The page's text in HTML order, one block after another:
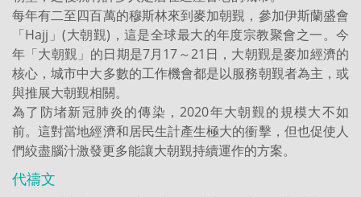
每年有二至四百萬的穆斯林來到麥加朝覲，參加伊斯蘭盛會
「Hajj」(大朝覲)，這是全球最大的年度宗教聚會之一。今
年「大朝覲」的日期是7月17～21日，大朝覲是麥加經濟的
核心，城市中大多數的工作機會都是以服務朝覲者為主，或
與推展大朝覲相關。
為了防堵新冠肺炎的傳染，2020年大朝覲的規模大不如
前。這對當地經濟和居民生計產生極大的衝擊，但也促使人
們絞盡腦汁激發更多能讓大朝覲持續運作的方案。
代禱文